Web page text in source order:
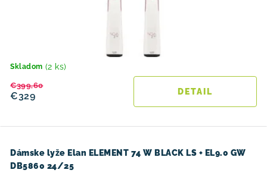
Skladom (2 ks)
€329
€399,60
DETAIL
Dámske lyže Elan ELEMENT 74 W BLACK LS + EL9.0 GW
DB5860 24/25